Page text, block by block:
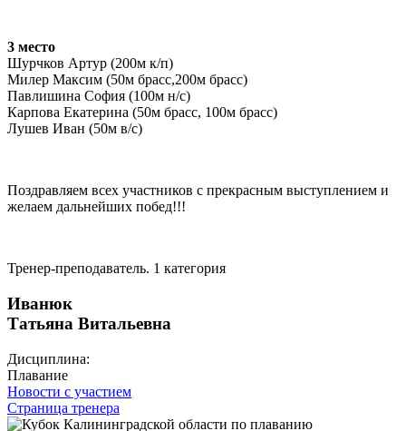
3 место
Шурчков Артур (200м к/п)
Милер Максим (50м брасс,200м брасс)
Павлишина София (100м н/с)
Карпова Екатерина (50м брасс, 100м брасс)
Лушев Иван (50м в/с)
Поздравляем всех участников с прекрасным выступлением и
желаем дальнейших побед!!!
Тренер-преподаватель. 1 категория
Иванюк
Татьяна Витальевна
Дисциплина:
Плавание
Новости с участием
Страница тренера